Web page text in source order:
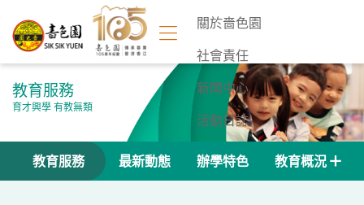
關於嗇色園
社會責任
新聞中心
活動日誌
聯絡我們
教育服務
育才興學 有教無類
教育服務 最新動態 辦學特色 教育概況